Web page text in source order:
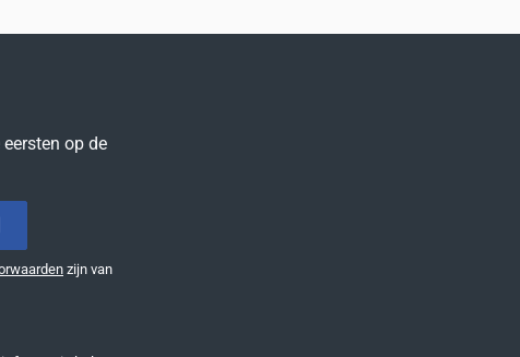
op de
zijn van